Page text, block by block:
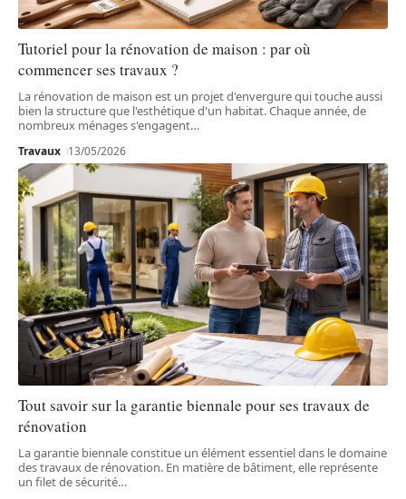
Tutoriel pour la rénovation de maison : par où
commencer ses travaux ?
La rénovation de maison est un projet d'envergure qui touche aussi
bien la structure que l'esthétique d'un habitat. Chaque année, de
nombreux ménages s'engagent…
Travaux 13/05/2026
Tout savoir sur la garantie biennale pour ses travaux de
rénovation
La garantie biennale constitue un élément essentiel dans le domaine
des travaux de rénovation. En matière de bâtiment, elle représente
un filet de sécurité…